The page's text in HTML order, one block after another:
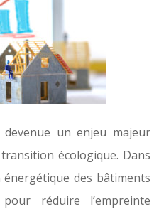
devenue un enjeu majeur
écologique. Dans
des bâtiments
réduire l’empreinte